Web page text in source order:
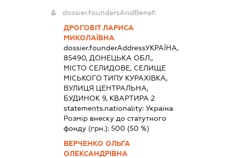
dossier.foundersAndBenef:
ДРОГОБІТ ЛАРИСА
МИКОЛАЇВНА
dossier.founderAddressУКРАЇНА,
85490, ДОНЕЦЬКА ОБЛ.,
МІСТО СЕЛИДОВЕ, СЕЛИЩЕ
МІСЬКОГО ТИПУ КУРАХІВКА,
ВУЛИЦЯ ЦЕНТРАЛЬНА,
БУДИНОК 9, КВАРТИРА 2
statements.nationality: Україна
Розмір внеску до статутного
фонду (грн.): 500 (50 %)
ВЕРЧЕНКО ОЛЬГА
ОЛЕКСАНДРІВНА